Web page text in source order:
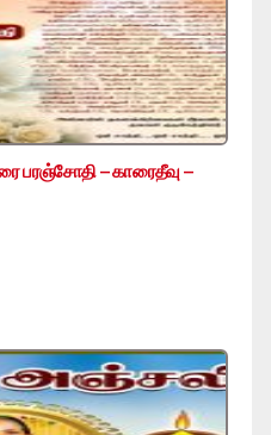
பரஞ்சோதி – காரைதீவு –